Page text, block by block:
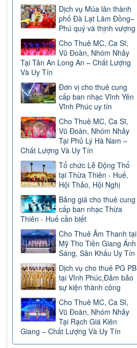
Dịch vụ Múa lân thành
phố Đà Lạt Lâm Đồng–
Phú quý và thịnh vượng
Cho Thuê MC, Ca Sĩ,
Vũ Đoàn, Nhóm Nhảy
Tại Tân An Long An – Chất Lượng
Và Uy Tín
Đơn vị cho thuê cung
cấp ban nhạc Vĩnh Yên
Vĩnh Phúc uy tín
Cho Thuê MC, Ca Sĩ,
Vũ Đoàn, Nhóm Nhảy
Tại Phủ Lý Hà Nam –
Chất Lượng Và Uy Tín
Tổ chức Lễ Động Thổ
tại Thừa Thiên - Huế,
Hội Thảo, Hội Nghị
Bảng giá cho thuê cung
cấp ban nhạc Thừa
Thiên - Huế cần biết
Cho Thuê Âm Thanh tại
Mỹ Tho Tiền Giang Ánh
Sáng, Sân Khấu Uy Tín
Dịch vụ cho thuê PG PB
tại Vĩnh Phúc,Đảm bảo
sự kiện thành công
Cho Thuê MC, Ca Sĩ,
Vũ Đoàn, Nhóm Nhảy
Tại Rạch Giá Kiên
Giang – Chất Lượng Và Uy Tín